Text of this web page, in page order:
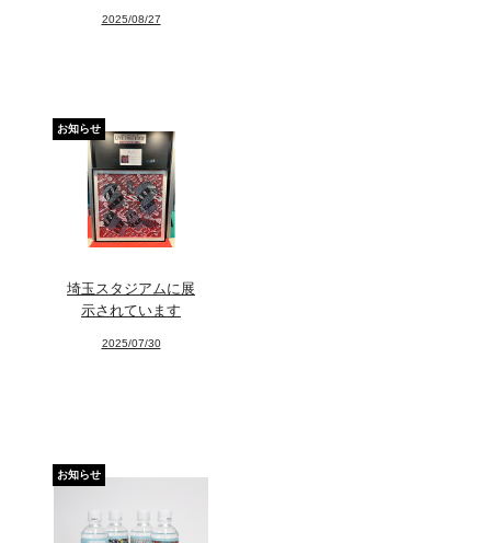
2025/08/27
お知らせ
埼玉スタジアムに展
示されています
2025/07/30
お知らせ